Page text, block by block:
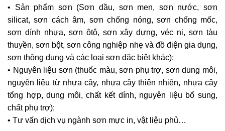
• Sản phẩm sơn (Sơn dầu, sơn men, sơn nước, sơn
silicat, sơn cách âm, sơn chống nóng, sơn chống mốc,
sơn dính nhựa, sơn ôtô, sơn xây dựng, véc ni, sơn tàu
thuyền, sơn bột, sơn công nghiệp nhẹ và đồ điện gia dụng,
sơn thông dụng và các loại sơn đặc biệt khác);
• Nguyên liệu sơn (thuốc màu, sơn phụ trợ, sơn dung môi,
nguyên liệu từ nhựa cây, nhựa cây thiên nhiên, nhựa cây
tổng hợp, dung môi, chất kết dính, nguyên liệu bổ sung,
chất phụ trợ);
• Tư vấn dịch vụ ngành sơn mực in, vật liệu phủ…